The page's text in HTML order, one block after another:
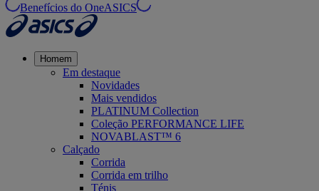
Benefícios do OneASICS
Homem
Em destaque
Novidades
Mais vendidos
PLATINUM Collection
Coleção PERFORMANCE LIFE
NOVABLAST™ 6
Calçado
Corrida
Corrida em trilho
Ténis